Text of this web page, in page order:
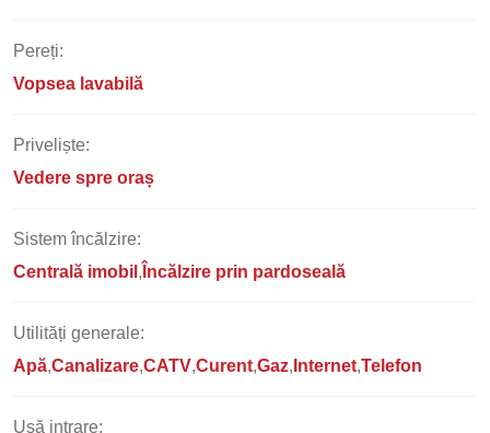
Pereți:
Vopsea lavabilă
Priveliște:
Vedere spre oraș
Sistem încălzire:
Centrală imobil
Încălzire prin pardoseală
Utilități generale:
Apă Canalizare CATV Curent Gaz Internet Telefon
Ușă intrare: